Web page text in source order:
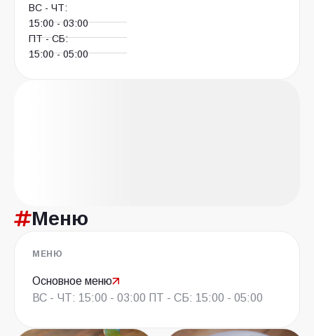
ВС - ЧТ:
15:00 - 03:00
ПТ - СБ:
15:00 - 05:00
Меню
МЕНЮ
Основное меню
ВС - ЧТ: 15:00 - 03:00 ПТ - СБ: 15:00 - 05:00